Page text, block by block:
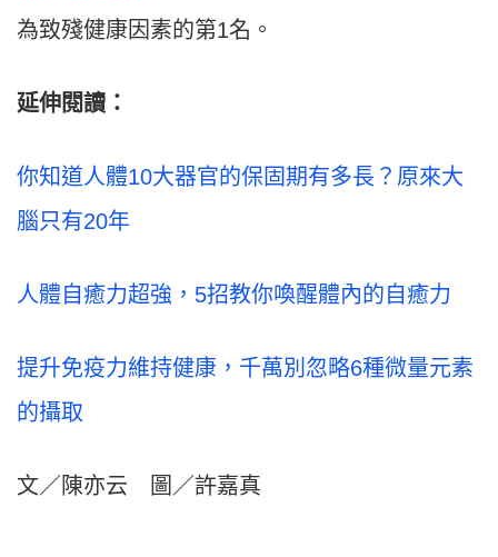
為致殘健康因素的第1名。
延伸閱讀：
你知道人體10大器官的保固期有多長？原來大
腦只有20年
人體自癒力超強，5招教你喚醒體內的自癒力
提升免疫力維持健康，千萬別忽略6種微量元素
的攝取
文／陳亦云 圖／許嘉真